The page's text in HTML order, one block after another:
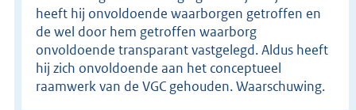
heeft hij onvoldoende waarborgen getroffen en
de wel door hem getroffen waarborg
onvoldoende transparant vastgelegd. Aldus heeft
hij zich onvoldoende aan het conceptueel
raamwerk van de VGC gehouden. Waarschuwing.